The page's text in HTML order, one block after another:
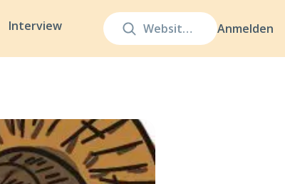
Anmelden
Interview